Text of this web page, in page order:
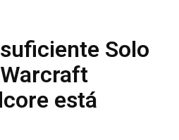
Solo
está